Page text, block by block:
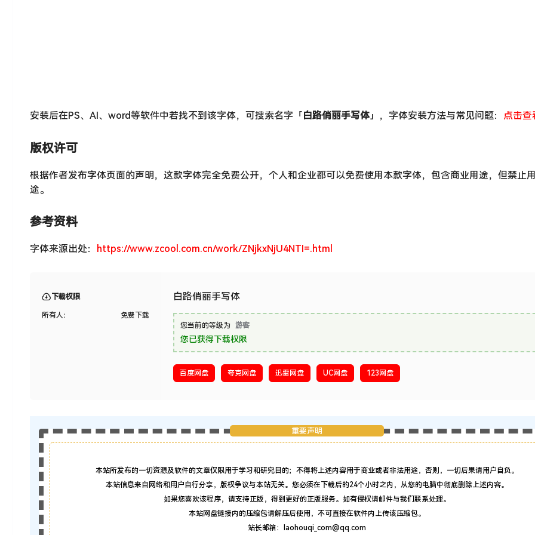
安装后在PS、AI、word等软件中若找不到该字体，可搜索名字「 白路俏丽手写体」，字体安装方法与常见问题： 点击查
版权许可
根据作者发布字体页面的声明，这款字体完全免费公开，个人和企业都可以免费使用本款字体，包含商业用途，但禁止
途。
参考资料
字体来源出处： https://www.zcool.com.cn/work/ZNjkxNjU4NTI=.html
下载权限
所有人： 免费下载
白路俏丽手写体
您当前的等级为 游客
您已获得下载权限
百度网盘 夸克网盘 迅雷网盘 UC网盘 123网盘
重要声明
本站所发布的一切资源及软件的文章仅限用于学习和研究目的；不得将上述内容用于商业或者非法用途，否则，一切后果请用户自负。
本站信息来自网络和用户自行分享，版权争议与本站无关。您必须在下载后的24个小时之内，从您的电脑中彻底删除上述内容。
如果您喜欢该程序，请支持正版，得到更好的正版服务。如有侵权请邮件与我们联系处理。
本站网盘链接内的压缩包请解压后使用，不可直接在软件内上传该压缩包。
站长邮箱：laohouqi_com@qq.com